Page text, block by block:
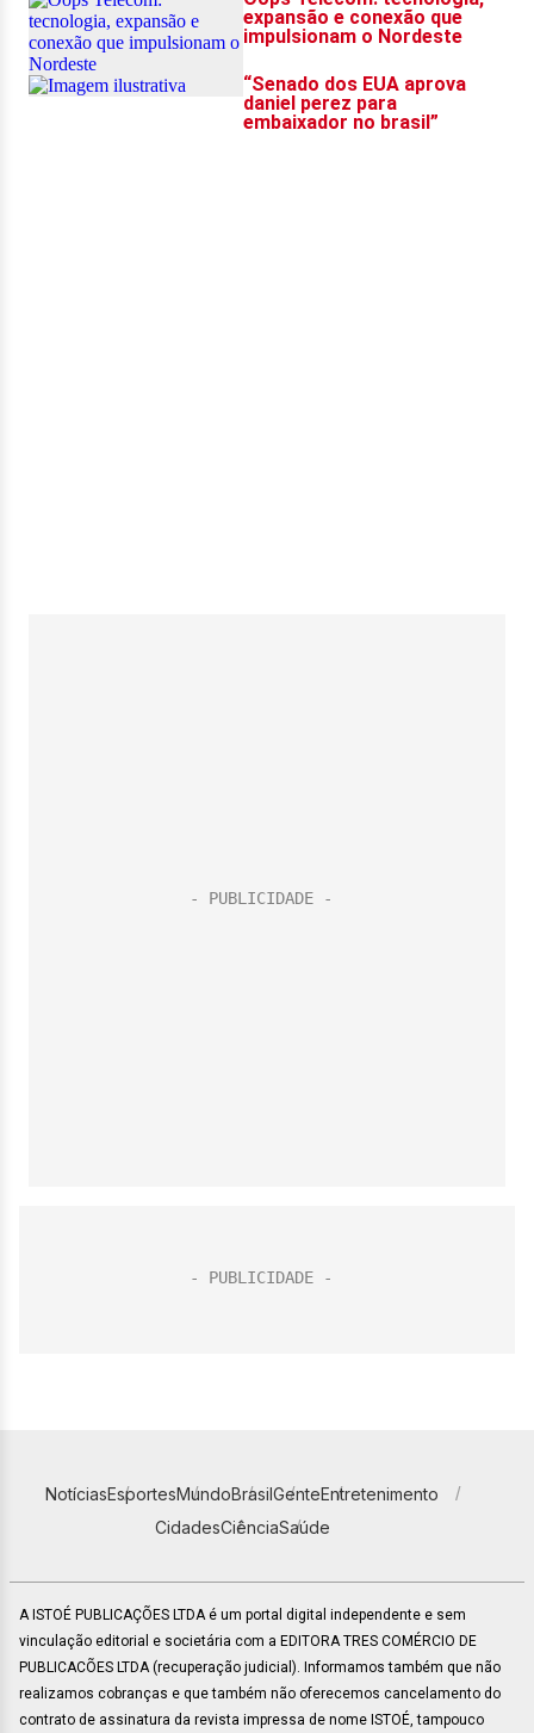
NotíciasEsportesMundoBrasilGenteEntretenimento
CidadesCiênciaSaúde
A ISTOÉ PUBLICAÇÕES LTDA é um portal digital independente e sem
vinculação editorial e societária com a EDITORA TRES COMÉRCIO DE
PUBLICACÕES LTDA (recuperação judicial). Informamos também que não
realizamos cobranças e que também não oferecemos cancelamento do
contrato de assinatura da revista impressa de nome ISTOÉ, tampouco